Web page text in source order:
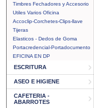
Timbres Fechadores y Accesorio
Utiles Varios Oficina
Accoclip-Corchetes-Clips-llave
Tijeras
Elasticos - Dedos de Goma
Portacredencial-Portadocumento
EFICINA EN DP
ESCRITURA
ASEO E HIGIENE
CAFETERIA -
ABARROTES